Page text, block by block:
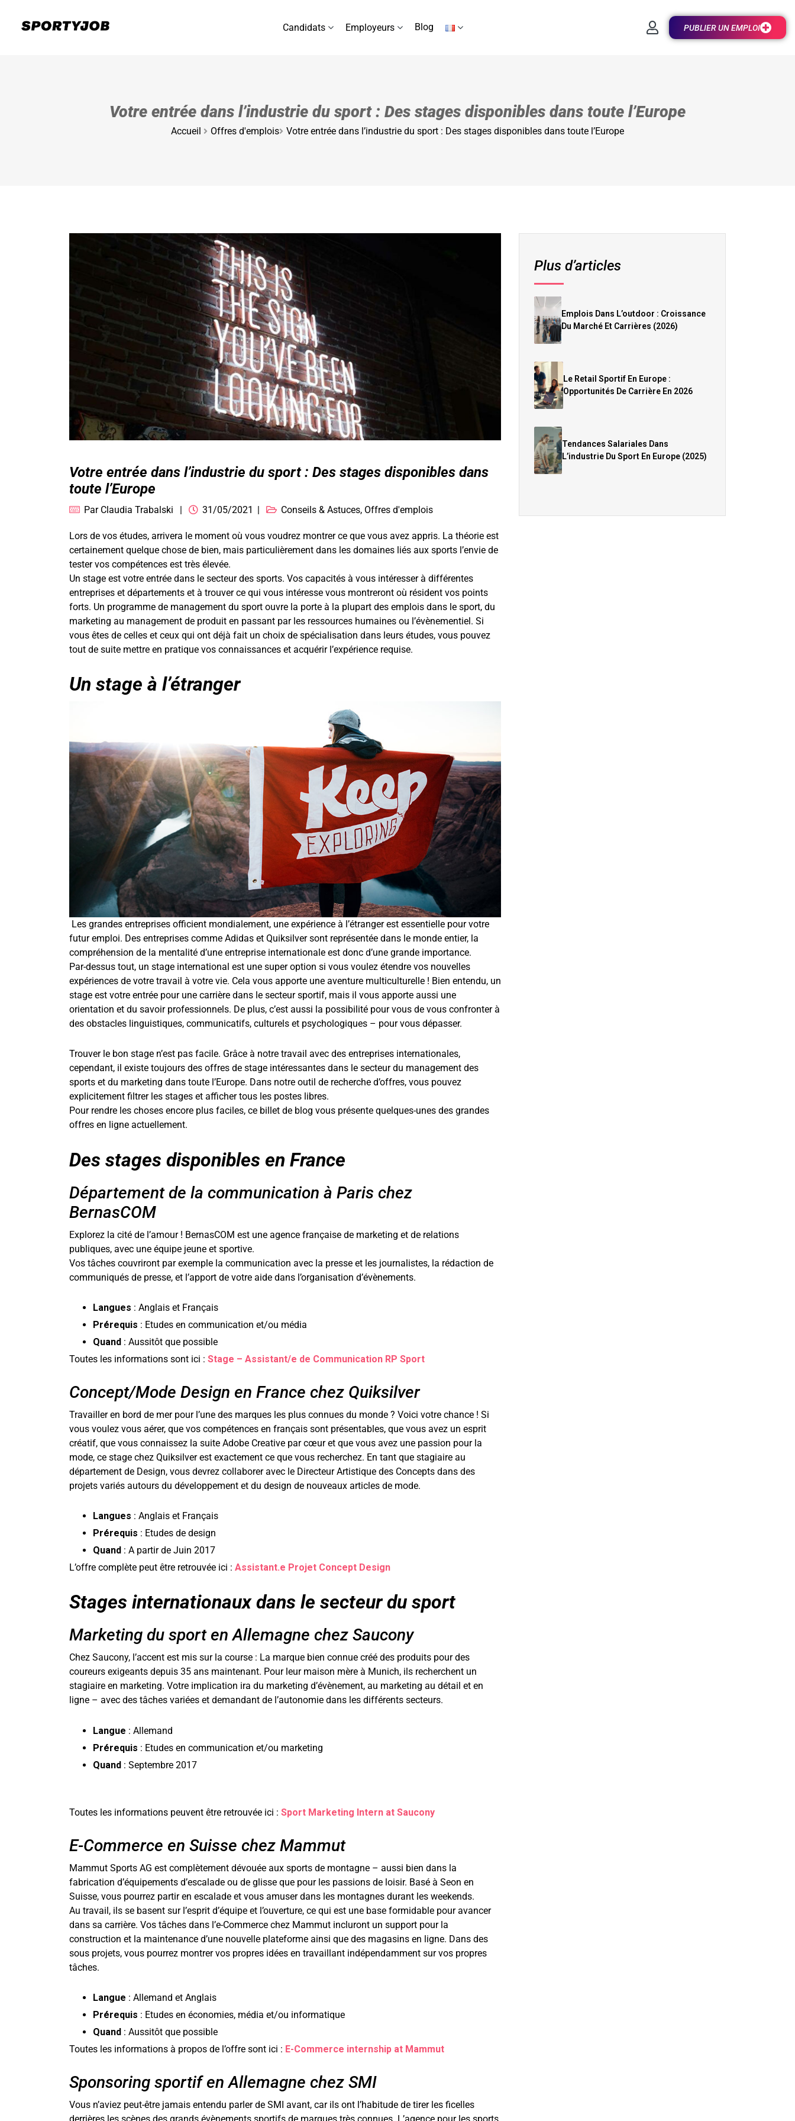
Candidats Employeurs Blog PUBLIER UN EMPLOI
Votre entrée dans l’industrie du sport : Des stages disponibles dans toute l’Europe
Accueil Offres d'emplois Votre entrée dans l’industrie du sport : Des stages disponibles dans toute l’Europe
Votre entrée dans l’industrie du sport : Des stages disponibles dans
toute l’Europe
Par Claudia Trabalski 31/05/2021 Conseils & Astuces, Offres d'emplois
Lors de vos études, arrivera le moment où vous voudrez montrer ce que vous avez appris. La théorie est
certainement quelque chose de bien, mais particulièrement dans les domaines liés aux sports l’envie de
tester vos compétences est très élevée.
Un stage est votre entrée dans le secteur des sports. Vos capacités à vous intéresser à différentes
entreprises et départements et à trouver ce qui vous intéresse vous montreront où résident vos points
forts. Un programme de management du sport ouvre la porte à la plupart des emplois dans le sport, du
marketing au management de produit en passant par les ressources humaines ou l’évènementiel. Si
vous êtes de celles et ceux qui ont déjà fait un choix de spécialisation dans leurs études, vous pouvez
tout de suite mettre en pratique vos connaissances et acquérir l’expérience requise.
Un stage à l’étranger
Les grandes entreprises officient mondialement, une expérience à l’étranger est essentielle pour votre
futur emploi. Des entreprises comme Adidas et Quiksilver sont représentée dans le monde entier, la
compréhension de la mentalité d’une entreprise internationale est donc d’une grande importance.
Par-dessus tout, un stage international est une super option si vous voulez étendre vos nouvelles
expériences de votre travail à votre vie. Cela vous apporte une aventure multiculturelle ! Bien entendu, un
stage est votre entrée pour une carrière dans le secteur sportif, mais il vous apporte aussi une
orientation et du savoir professionnels. De plus, c’est aussi la possibilité pour vous de vous confronter à
des obstacles linguistiques, communicatifs, culturels et psychologiques – pour vous dépasser.
Trouver le bon stage n’est pas facile. Grâce à notre travail avec des entreprises internationales,
cependant, il existe toujours des offres de stage intéressantes dans le secteur du management des
sports et du marketing dans toute l’Europe. Dans notre outil de recherche d’offres, vous pouvez
explicitement filtrer les stages et afficher tous les postes libres.
Pour rendre les choses encore plus faciles, ce billet de blog vous présente quelques-unes des grandes
offres en ligne actuellement.
Des stages disponibles en France
Département de la communication à Paris chez
BernasCOM
Explorez la cité de l’amour ! BernasCOM est une agence française de marketing et de relations
publiques, avec une équipe jeune et sportive.
Vos tâches couvriront par exemple la communication avec la presse et les journalistes, la rédaction de
communiqués de presse, et l’apport de votre aide dans l’organisation d’évènements.
Langues : Anglais et Français
Prérequis : Etudes en communication et/ou média
Quand : Aussitôt que possible
Toutes les informations sont ici : Stage – Assistant/e de Communication RP Sport
Concept/Mode Design en France chez Quiksilver
Travailler en bord de mer pour l’une des marques les plus connues du monde ? Voici votre chance ! Si
vous voulez vous aérer, que vos compétences en français sont présentables, que vous avez un esprit
créatif, que vous connaissez la suite Adobe Creative par cœur et que vous avez une passion pour la
mode, ce stage chez Quiksilver est exactement ce que vous recherchez. En tant que stagiaire au
département de Design, vous devrez collaborer avec le Directeur Artistique des Concepts dans des
projets variés autours du développement et du design de nouveaux articles de mode.
Langues : Anglais et Français
Prérequis : Etudes de design
Quand : A partir de Juin 2017
L’offre complète peut être retrouvée ici : Assistant.e Projet Concept Design
Stages internationaux dans le secteur du sport
Marketing du sport en Allemagne chez Saucony
Chez Saucony, l’accent est mis sur la course : La marque bien connue créé des produits pour des
coureurs exigeants depuis 35 ans maintenant. Pour leur maison mère à Munich, ils recherchent un
stagiaire en marketing. Votre implication ira du marketing d’évènement, au marketing au détail et en
ligne – avec des tâches variées et demandant de l’autonomie dans les différents secteurs.
Langue : Allemand
Prérequis : Etudes en communication et/ou marketing
Quand : Septembre 2017
Toutes les informations peuvent être retrouvée ici : Sport Marketing Intern at Saucony
E-Commerce en Suisse chez Mammut
Mammut Sports AG est complètement dévouée aux sports de montagne – aussi bien dans la
fabrication d’équipements d’escalade ou de glisse que pour les passions de loisir. Basé à Seon en
Suisse, vous pourrez partir en escalade et vous amuser dans les montagnes durant les weekends.
Au travail, ils se basent sur l’esprit d’équipe et l’ouverture, ce qui est une base formidable pour avancer
dans sa carrière. Vos tâches dans l’e-Commerce chez Mammut incluront un support pour la
construction et la maintenance d’une nouvelle plateforme ainsi que des magasins en ligne. Dans des
sous projets, vous pourrez montrer vos propres idées en travaillant indépendamment sur vos propres
tâches.
Langue : Allemand et Anglais
Prérequis : Etudes en économies, média et/ou informatique
Quand : Aussitôt que possible
Toutes les informations à propos de l’offre sont ici : E-Commerce internship at Mammut
Sponsoring sportif en Allemagne chez SMI
Vous n’aviez peut-être jamais entendu parler de SMI avant, car ils ont l’habitude de tirer les ficelles
Plus d’articles
Emplois Dans L’outdoor : Croissance
Du Marché Et Carrières (2026)
Le Retail Sportif En Europe :
Opportunités De Carrière En 2026
Tendances Salariales Dans
L’industrie Du Sport En Europe (2025)